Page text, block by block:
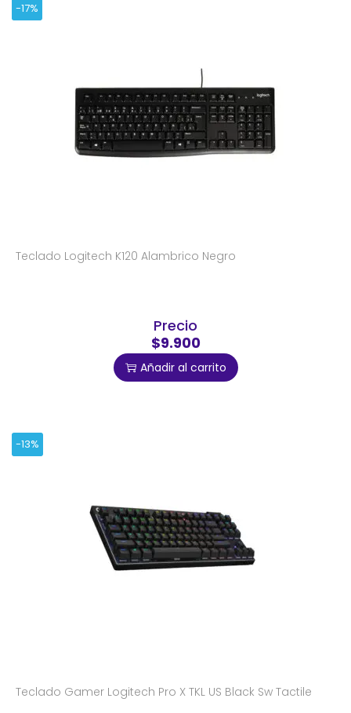
-17%
Teclado Logitech K120 Alambrico Negro
Precio
$9.900
Añadir al carrito
-13%
Teclado Gamer Logitech Pro X TKL US Black Sw Tactile